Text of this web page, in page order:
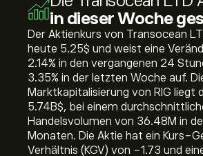
in dieser Woche
Der Aktienkurs von Transocean
heute 5.25‎$‎ und weist eine
‎2.14‎% in den vergangenen 24
‎3.35‎% in der letzten Woche auf.
Marktkapitalisierung von RIG liegt
5.74B‎$‎, bei einem
Handelsvolumen von 36.48M in
Monaten. Die Aktie hat ein Kurs-
Verhältnis (KGV) von -1.73 und